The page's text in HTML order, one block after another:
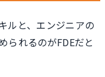
ルと、エンジニアの
られるのがFDEだと